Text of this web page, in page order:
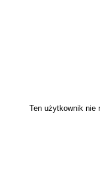
Ten użytkownik nie